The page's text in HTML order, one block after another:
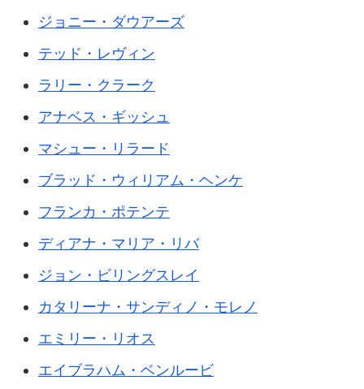
ジョニー・ダウアーズ
テッド・レヴィン
ラリー・クラーク
アナベス・ギッシュ
マシュー・リラード
ブラッド・ウィリアム・ヘンケ
フランカ・ポテンテ
ディアナ・マリア・リバ
ジョン・ビリングスレイ
カタリーナ・サンディノ・モレノ
エミリー・リオス
エイブラハム・ベンルービ